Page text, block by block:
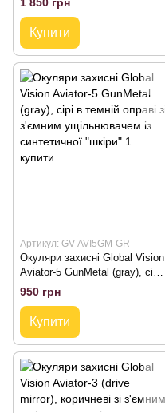
Купити
Артикул: GV-AVI5GM-GR
Окуляри захисні Global Vision
Aviator-5 GunMetal (gray), сірі
в темній оправі зі з'ємним
ущільнювачем із синтетичної
"шкіри"
950 грн
Купити